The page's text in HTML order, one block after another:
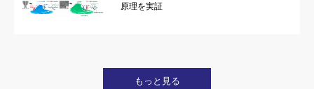
原理を実証
もっと見る